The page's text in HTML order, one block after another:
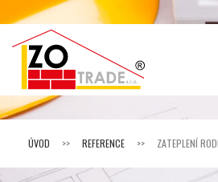
ÚVOD >> REFERENCE >> ZATEPLENÍ